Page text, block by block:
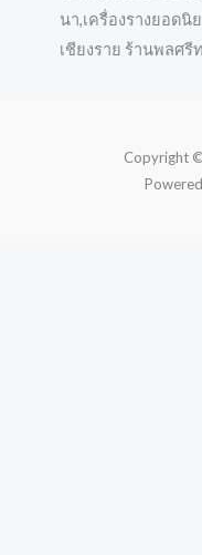
นา,เครื่องรางยอดนิ
เชียงราย ร้านพลศรี
Copyright